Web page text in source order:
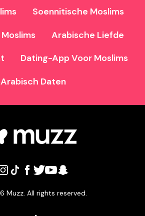
Soennitische Moslims
Arabische Liefde
Dating-App Voor Moslims
Arabisch Daten
Muzz. All rights reserved.